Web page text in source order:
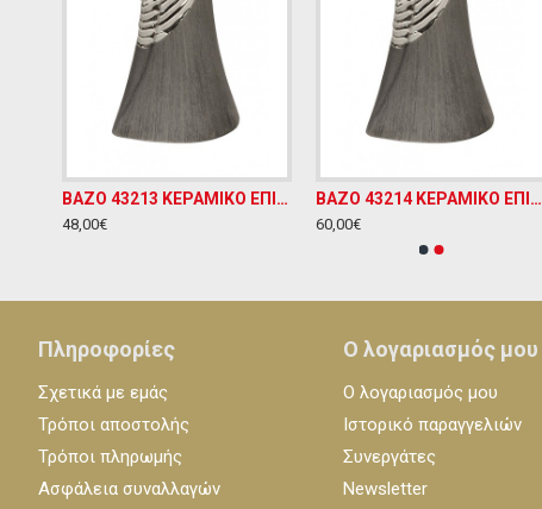
BAZO 43213 ΚΕΡΑΜΙΚΟ ΕΠΙΤΡΑΠΕΖΙΟ ΔΙΑΚΟΣΜΗΤΙΚΟ Υ30ΧΜ12
48,00€
BAZO 43214 ΚΕΡΑΜΙΚΟ ΕΠΙΤΡΑΠΕΖΙΟ ΔΙΑΚΟΣΜΗΤΙΚΟ Υ39ΧΜ14
60,00€
Πληροφορίες
Σχετικά με εμάς
Τρόποι αποστολής
Τρόποι πληρωμής
Ασφάλεια συναλλαγών
Ο λογαριασμός μου
Ο λογαριασμός μου
Ιστορικό παραγγελιών
Συνεργάτες
Newsletter